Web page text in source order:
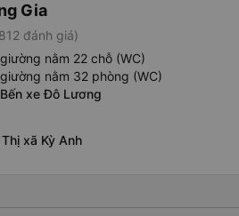
Gia
đánh giá)
nằm 22 chỗ (WC)
nằm 32 phòng (WC)
xe Đô Lương
xã Kỳ Anh